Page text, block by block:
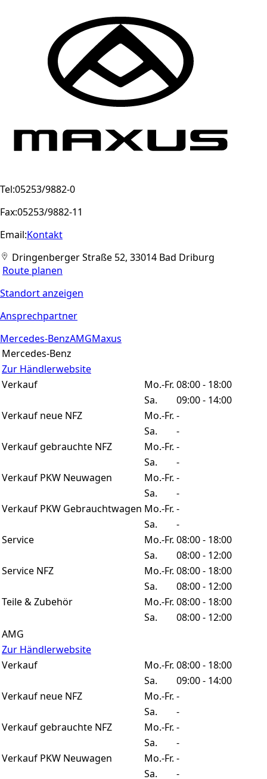
Tel:05253/9882-0
Fax:05253/9882-11
Email:Kontakt
Dringenberger Straße 52, 33014 Bad Driburg
Route planen
Standort anzeigen
Ansprechpartner
Mercedes-BenzAMGMaxus
Mercedes-Benz
Zur Händlerwebsite
Verkauf
Mo.-Fr. 08:00 - 18:00
Sa.
09:00 - 14:00
Verkauf neue NFZ
Mo.-Fr. -
Sa.
-
Verkauf gebrauchte NFZ
Mo.-Fr. -
Sa.
-
Verkauf PKW Neuwagen
Mo.-Fr. -
Sa.
-
Verkauf PKW Gebrauchtwagen Mo.-Fr. -
Sa.
-
Service
Mo.-Fr. 08:00 - 18:00
Sa.
08:00 - 12:00
Service NFZ
Mo.-Fr. 08:00 - 18:00
Sa.
08:00 - 12:00
Teile & Zubehör
Mo.-Fr. 08:00 - 18:00
Sa.
08:00 - 12:00
AMG
Zur Händlerwebsite
Verkauf
Mo.-Fr. 08:00 - 18:00
Sa.
09:00 - 14:00
Verkauf neue NFZ
Mo.-Fr. -
Sa.
-
Verkauf gebrauchte NFZ
Mo.-Fr. -
Sa.
-
Verkauf PKW Neuwagen
Mo.-Fr. -
Sa.
-